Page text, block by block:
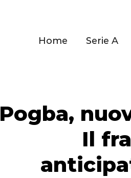
Home Serie A
Pogba,
Il